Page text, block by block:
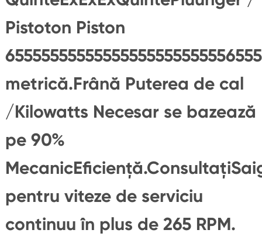
Pistoton Piston
metrică.Frână Puterea de cal
/Kilowatts Necesar se bazează
pe 90%
pentru viteze de serviciu
continuu în plus de 265 RPM.